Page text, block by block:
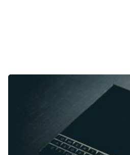
Kontakt